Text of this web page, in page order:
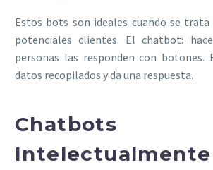
Estos bots son ideales cuando se
potenciales clientes. El chatbot:
personas las responden con
datos recopilados y da una respuesta.
Chatbots
Intelectualmente